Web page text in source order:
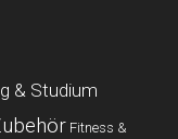
& Studium
Fitness &